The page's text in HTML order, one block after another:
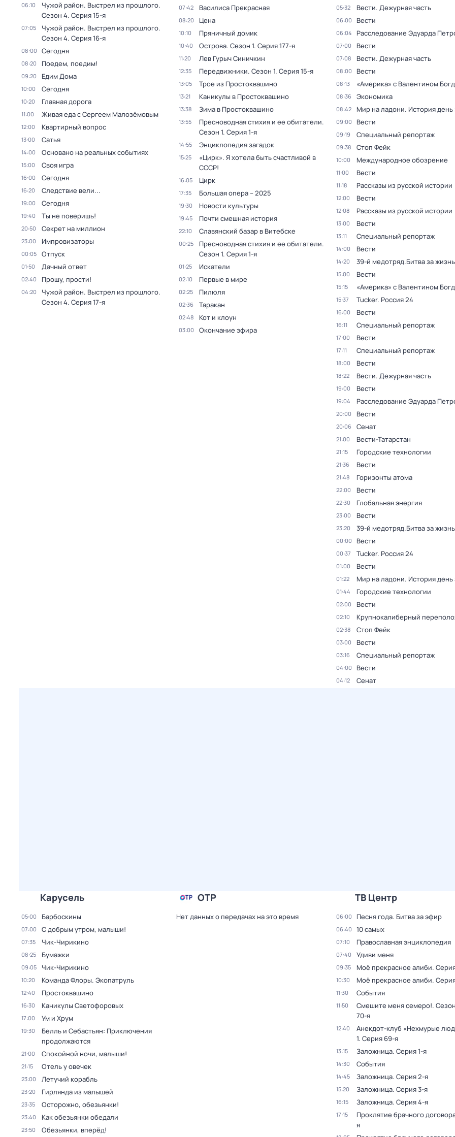
06:10 Чужой район. Выстрел из прошлого.
Сезон 4. Серия 15-я
07:05 Чужой район. Выстрел из прошлого.
Сезон 4. Серия 16-я
08:00 Сегодня
08:20 Поедем, поедим!
09:20 Едим Дома
10:00 Сегодня
10:20 Главная дорога
11:00 Живая еда с Сергеем Малозёмовым
12:00 Квартирный вопрос
13:00 Сатья
14:00 Основано на реальных событиях
15:00 Своя игра
16:00 Сегодня
16:20 Следствие вели...
19:00 Сегодня
19:40 Ты не поверишь!
20:50 Секрет на миллион
23:00 Импровизаторы
00:05 Отпуск
01:50 Дачный ответ
02:40 Прошу, прости!
04:20 Чужой район. Выстрел из прошлого.
Сезон 4. Серия 17-я
07:42 Василиса Прекрасная
08:20 Цена
10:10 Пряничный домик
10:40 Острова. Сезон 1. Серия 177-я
11:20 Лев Гурыч Синичкин
12:35 Передвижники. Сезон 1. Серия 15-я
13:05 Трое из Простоквашино
13:21 Каникулы в Простоквашино
13:38 Зима в Простоквашино
13:55 Пресноводная стихия и ее обитатели.
Сезон 1. Серия 1-я
14:55 Энциклопедия загадок
15:25
«Цирк». Я хотела быть счастливой в
СССР!
16:05 Цирк
17:35 Большая опера – 2025
19:30 Новости культуры
19:45 Почти смешная история
22:10 Славянский базар в Витебске
00:25 Пресноводная стихия и ее обитатели.
Сезон 1. Серия 1-я
01:25 Искатели
02:10 Первые в мире
02:25 Пилюля
02:36 Таракан
02:48 Кот и клоун
03:00 Окончание эфира
05:32 Вести. Дежурная часть
06:00 Вести
06:04 Расследование Эдуарда
07:00 Вести
07:08 Вести. Дежурная часть
08:00 Вести
08:13 «Америка» с Валентином
08:36 Экономика
08:42 Мир на ладони. История день
09:00 Вести
09:19 Специальный репортаж
09:38 Стоп Фейк
10:00 Международное обозрение
11:00 Вести
11:18 Рассказы из русской истории
12:00 Вести
12:08 Рассказы из русской истории
13:00 Вести
13:11 Специальный репортаж
14:00 Вести
14:20 39-й медотряд.Битва за жизнь
15:00 Вести
15:15 «Америка» с Валентином
15:37 Tucker. Россия 24
16:00 Вести
16:11 Специальный репортаж
17:00 Вести
17:11 Специальный репортаж
18:00 Вести
18:22 Вести. Дежурная часть
19:00 Вести
19:04 Расследование Эдуарда
20:00 Вести
20:06 Сенат
21:00 Вести-Татарстан
21:15 Городские технологии
21:36 Вести
21:48 Горизонты атома
22:00 Вести
22:30 Глобальная энергия
23:00 Вести
23:20 39-й медотряд.Битва за жизнь
00:00 Вести
00:37 Tucker. Россия 24
01:00 Вести
01:22 Мир на ладони. История день
01:44 Городские технологии
02:00 Вести
02:10 Крупнокалиберный
02:38 Стоп Фейк
03:00 Вести
03:16 Специальный репортаж
04:00 Вести
04:12 Сенат
Карусель
05:00 Барбоскины
07:00 С добрым утром, малыши!
07:35 Чик-Чирикино
08:25 Бумажки
09:05 Чик-Чирикино
10:20 Команда Флоры. Экопатруль
12:40 Простоквашино
16:30 Каникулы Светофоровых
17:00 Ум и Хрум
19:30
Белль и Себастьян: Приключения
продолжаются
21:00 Спокойной ночи, малыши!
21:15 Отель у овечек
23:00 Летучий корабль
23:20 Гирлянда из малышей
23:35 Осторожно, обезьянки!
23:40 Как обезьянки обедали
23:50 Обезьянки, вперёд!
ОТР
Нет данных о передачах на это время
ТВ Центр
06:00 Песня года. Битва за эфир
06:40 10 самых
07:10 Православная энциклопедия
07:40 Удиви меня
09:35 Моё прекрасное алиби.
10:30 Моё прекрасное алиби.
11:30 События
11:50 Смешите меня семеро!.
70-я
12:40 Анекдот-клуб «Нехмурые
1. Серия 69-я
13:15 Заложница. Серия 1-я
14:30 События
14:45 Заложница. Серия 2-я
15:20 Заложница. Серия 3-я
16:15 Заложница. Серия 4-я
17:15 Проклятие брачного
я